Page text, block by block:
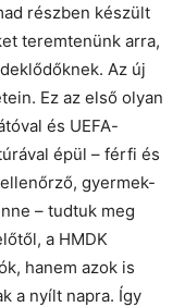
részben készült
teremtenünk arra,
Az új
Ez az első olyan
és UEFA-
épül – férfi és
gyermek-
– tudtuk meg
a HMDK
hanem azok is
a nyílt napra. Így